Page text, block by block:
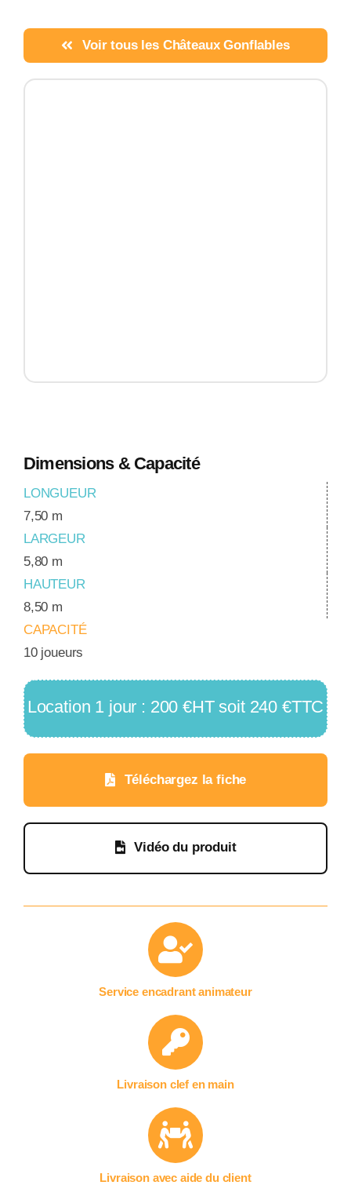
Voir tous les Châteaux Gonflables
Dimensions & Capacité
LONGUEUR
7,50 m
LARGEUR
5,80 m
HAUTEUR
8,50 m
CAPACITÉ
10 joueurs
Location 1 jour : 200 €HT soit 240 €TTC
Téléchargez la fiche
Vidéo du produit
Service encadrant animateur
Livraison clef en main
Livraison avec aide du client